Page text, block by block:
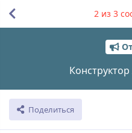
Поделиться
2 из 3